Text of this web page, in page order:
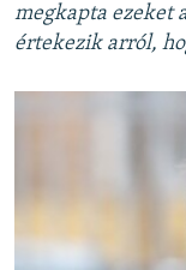
megkapta ezeket
értekezik arról,